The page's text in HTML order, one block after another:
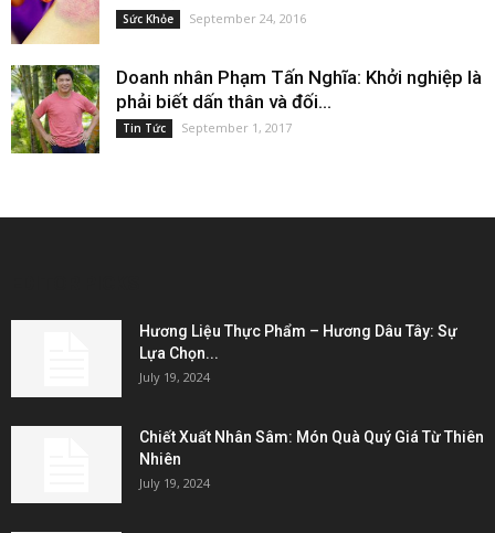
Sức Khỏe September 24, 2016
Doanh nhân Phạm Tấn Nghĩa: Khởi nghiệp là
phải biết dấn thân và đối...
Tin Tức September 1, 2017
Hương Liệu Thực Phẩm – Hương Dâu Tây: Sự
Lựa Chọn...
July 19, 2024
Chiết Xuất Nhân Sâm: Món Quà Quý Giá Từ Thiên
Nhiên
July 19, 2024